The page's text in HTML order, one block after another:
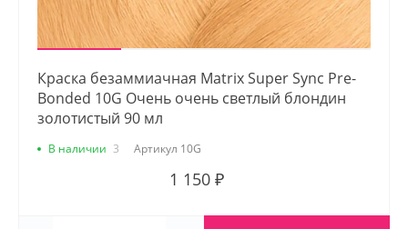
Краска безаммиачная Matrix Super Sync Pre-
Bonded 10G Очень очень светлый блондин
золотистый 90 мл
В наличии 3 Артикул 10G
1 150 ₽